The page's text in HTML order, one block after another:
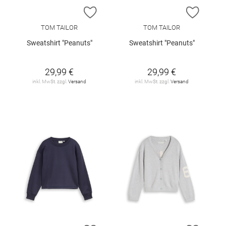
ZUR WUNSCHLISTE HINZUFÜGEN
TOM TAILOR
Sweatshirt "Peanuts"
29,99 €
inkl. MwSt. zzgl.Versand
ZUR
TOM TAILOR
Sweatshirt "Peanuts"
29,99 €
inkl. MwSt. zzgl.Versand